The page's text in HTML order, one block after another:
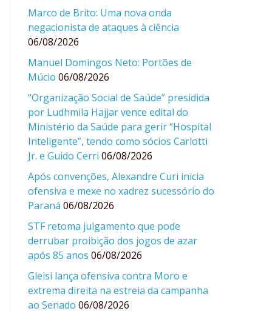
Marco de Brito: Uma nova onda
negacionista de ataques à ciência
06/08/2026
Manuel Domingos Neto: Portões de
Múcio 06/08/2026
“Organização Social de Saúde” presidida
por Ludhmila Hajjar vence edital do
Ministério da Saúde para gerir “Hospital
Inteligente”, tendo como sócios Carlotti
Jr. e Guido Cerri 06/08/2026
Após convenções, Alexandre Curi inicia
ofensiva e mexe no xadrez sucessório do
Paraná 06/08/2026
STF retoma julgamento que pode
derrubar proibição dos jogos de azar
após 85 anos 06/08/2026
Gleisi lança ofensiva contra Moro e
extrema direita na estreia da campanha
ao Senado 06/08/2026